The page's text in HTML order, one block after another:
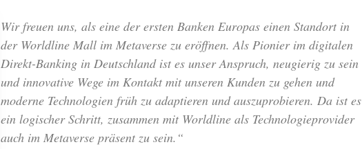
Wir freuen uns, als eine der ersten Banken Europas einen Standort in
der Worldline Mall im Metaverse zu eröffnen. Als Pionier im digitalen
Direkt-Banking in Deutschland ist es unser Anspruch, neugierig zu sein
und innovative Wege im Kontakt mit unseren Kunden zu gehen und
moderne Technologien früh zu adaptieren und auszuprobieren. Da ist es
ein logischer Schritt, zusammen mit Worldline als Technologieprovider
auch im Metaverse präsent zu sein.“